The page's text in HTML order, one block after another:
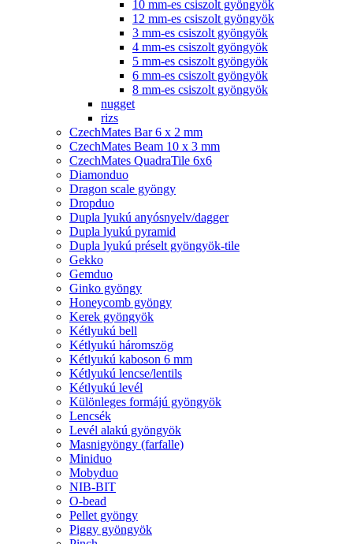
10 mm-es csiszolt gyöngyök
12 mm-es csiszolt gyöngyök
3 mm-es csiszolt gyöngyök
4 mm-es csiszolt gyöngyök
5 mm-es csiszolt gyöngyök
6 mm-es csiszolt gyöngyök
8 mm-es csiszolt gyöngyök
nugget
rizs
CzechMates Bar 6 x 2 mm
CzechMates Beam 10 x 3 mm
CzechMates QuadraTile 6x6
Diamonduo
Dragon scale gyöngy
Dropduo
Dupla lyukú anyósnyelv/dagger
Dupla lyukú pyramid
Dupla lyukú préselt gyöngyök-tile
Gekko
Gemduo
Ginko gyöngy
Honeycomb gyöngy
Kerek gyöngyök
Kétlyukú bell
Kétlyukú háromszög
Kétlyukú kaboson 6 mm
Kétlyukú lencse/lentils
Kétlyukú levél
Különleges formájú gyöngyök
Lencsék
Levél alakú gyöngyök
Masnigyöngy (farfalle)
Miniduo
Mobyduo
NIB-BIT
O-bead
Pellet gyöngy
Piggy gyöngyök